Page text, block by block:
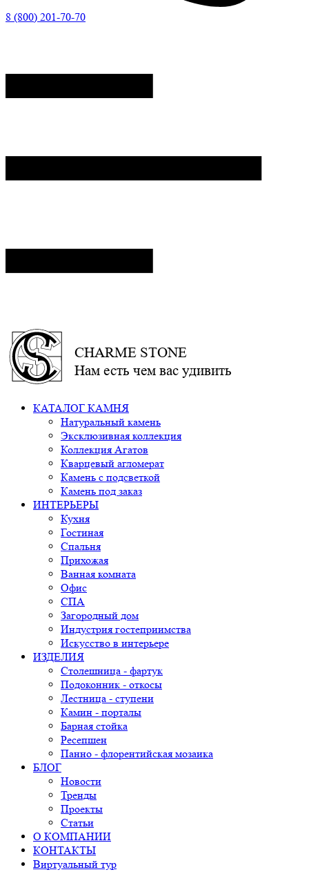
8 (800) 201-70-70
CHARME STONE
Нам есть чем вас удивить
КАТАЛОГ КАМНЯ
Натуральный камень
Эксклюзивная коллекция
Коллекция Агатов
Кварцевый агломерат
Камень с подсветкой
Камень под заказ
ИНТЕРЬЕРЫ
Кухня
Гостиная
Спальня
Прихожая
Ванная комната
Офис
СПА
Загородный дом
Индустрия гостеприимства
Искусство в интерьере
ИЗДЕЛИЯ
Столешница - фартук
Подоконник - откосы
Лестница - ступени
Камин - порталы
Барная стойка
Ресепшен
Панно - флорентийская мозаика
БЛОГ
Новости
Тренды
Проекты
Статьи
О КОМПАНИИ
КОНТАКТЫ
Виртуальный тур